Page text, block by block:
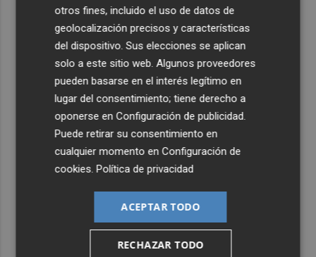
otros fines, incluido el uso de datos de
geolocalización precisos y características
del dispositivo. Sus elecciones se aplican
solo a este sitio web. Algunos proveedores
pueden basarse en el interés legítimo en
lugar del consentimiento; tiene derecho a
oponerse enConfiguración de publicidad.
Puede retirar su consentimiento en
cualquier momento enConfiguración de
cookies.Política de privacidad
ACEPTAR TODO
RECHAZAR TODO